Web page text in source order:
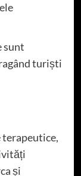
sunt
turiști
terapeutice,
și